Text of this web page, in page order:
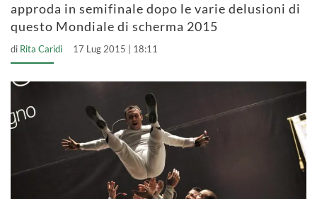
approda in semifinale dopo le varie delusioni di
questo Mondiale di scherma 2015
di Rita Caridi 17 Lug 2015 | 18:11